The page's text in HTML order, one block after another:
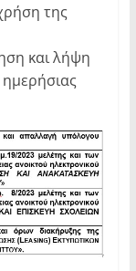
της
και λήψη